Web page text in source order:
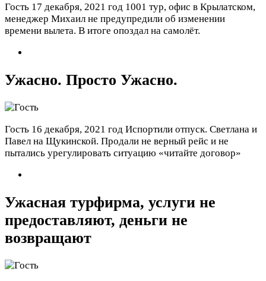
Гость 17 декабря, 2021 год 1001 тур, офис в Крылатском,
менеджер Михаил не предупредили об изменении
времени вылета. В итоге опоздал на самолёт.
Ужасно. Просто Ужасно.
Гость 16 декабря, 2021 год Испортили отпуск. Светлана и
Павел на Щукинской. Продали не верный рейс и не
пытались урегулировать ситуацию «читайте договор»
Ужасная турфирма, услуги не
предоставляют, деньги не
возвращают